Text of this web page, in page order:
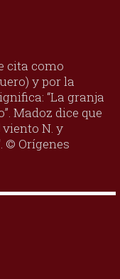
cita como
y por la
“La granja
Madoz dice que
N. y
© Orígenes